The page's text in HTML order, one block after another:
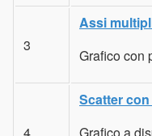
3
Assi
Grafico con
4
Scatter
Grafico a